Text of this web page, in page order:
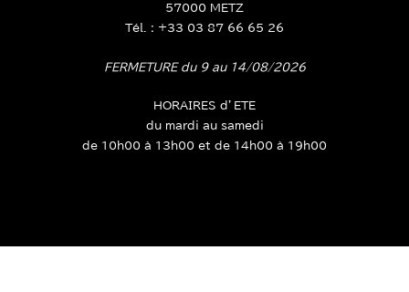
57000 METZ
Tél. : +33 03 87 66 65 26
FERMETURE du 9 au 14/08/2026
HORAIRES d’ETE
du mardi au samedi
de 10h00 à 13h00 et de 14h00 à 19h00